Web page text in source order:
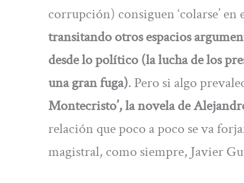
corrupción) consiguen ‘colarse’
transitando otros espacios
desde lo político (la lucha de los
una gran fuga). Pero si algo
Montecristo’, la novela de
relación que poco a poco se va
magistral, como siempre, Javier